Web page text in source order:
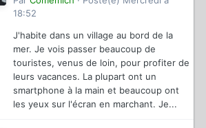
18:52
J'habite dans un village au bord de la
mer. Je vois passer beaucoup de
touristes, venus de loin, pour profiter de
leurs vacances. La plupart ont un
smartphone à la main et beaucoup ont
les yeux sur l'écran en marchant. Je...